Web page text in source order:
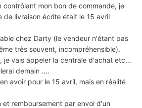
contrôlant mon bon de commande, je
de livraison écrite était le 15 avril
chez Darty (le vendeur n'étant pas
très souvent, incompréhensible).
je vais appeler la centrale d'achat etc...
demain ....
avoir pour le 15 avril, mais en réalité
et remboursement par envoi d'un